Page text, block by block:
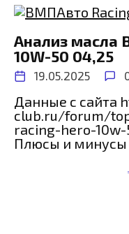
Анализ масла
10W-50 04,25
19.05.2025
Данные с сайта
club.ru/forum/
racing-hero-
Плюсы и минусы